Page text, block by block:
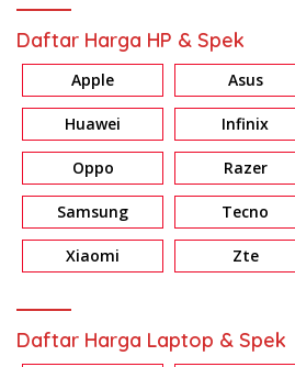
Daftar Harga HP & Spek
Apple Asus
Huawei Infinix
Oppo Razer
Samsung Tecno
Xiaomi Zte
Daftar Harga Laptop & Spek